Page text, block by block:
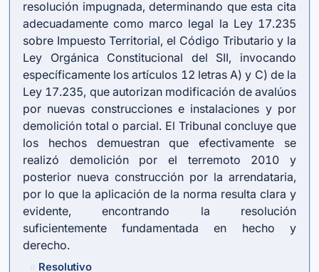
resolución impugnada, determinando que esta cita
adecuadamente como marco legal la Ley 17.235
sobre Impuesto Territorial, el Código Tributario y la
Ley Orgánica Constitucional del SII, invocando
específicamente los artículos 12 letras A) y C) de la
Ley 17.235, que autorizan modificación de avalúos
por nuevas construcciones e instalaciones y por
demolición total o parcial. El Tribunal concluye que
los hechos demuestran que efectivamente se
realizó demolición por el terremoto 2010 y
posterior nueva construcción por la arrendataria,
por lo que la aplicación de la norma resulta clara y
evidente, encontrando la resolución
suficientemente fundamentada en hecho y
derecho.
Resolutivo